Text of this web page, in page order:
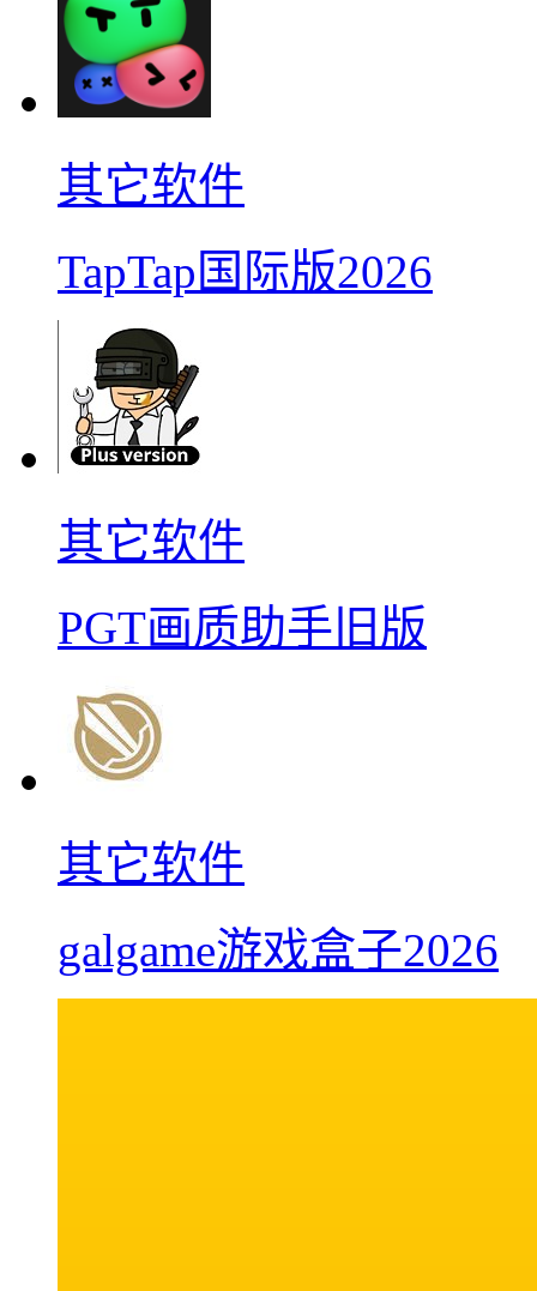
其它软件
TapTap国际版2026
其它软件
PGT画质助手旧版
其它软件
galgame游戏盒子2026